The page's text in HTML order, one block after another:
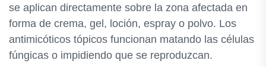
se aplican directamente sobre la zona afectada en
forma de crema, gel, loción, espray o polvo. Los
antimicóticos tópicos funcionan matando las células
fúngicas o impidiendo que se reproduzcan.